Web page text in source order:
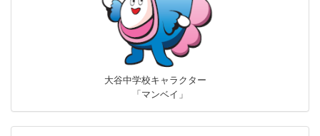
大谷中学校キャラクター
「マンベイ」